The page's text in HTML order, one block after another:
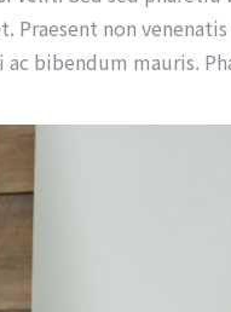
Praesent non
bibendum mauris.